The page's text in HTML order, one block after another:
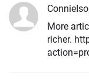
More
richer.